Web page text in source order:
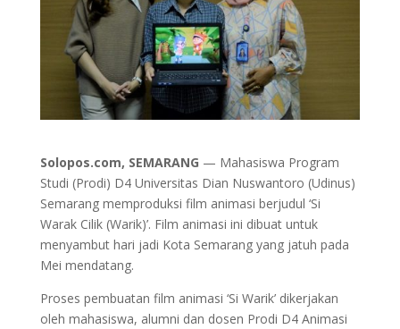
Solopos.com, SEMARANG — Mahasiswa Program
Studi (Prodi) D4 Universitas Dian Nuswantoro (Udinus)
Semarang memproduksi film animasi berjudul ‘Si
Warak Cilik (Warik)’. Film animasi ini dibuat untuk
menyambut hari jadi Kota Semarang yang jatuh pada
Mei mendatang.
Proses pembuatan film animasi ‘Si Warik’ dikerjakan
oleh mahasiswa, alumni dan dosen Prodi D4 Animasi